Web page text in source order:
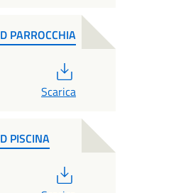
PARROCCHIA
Scarica
PISCINA